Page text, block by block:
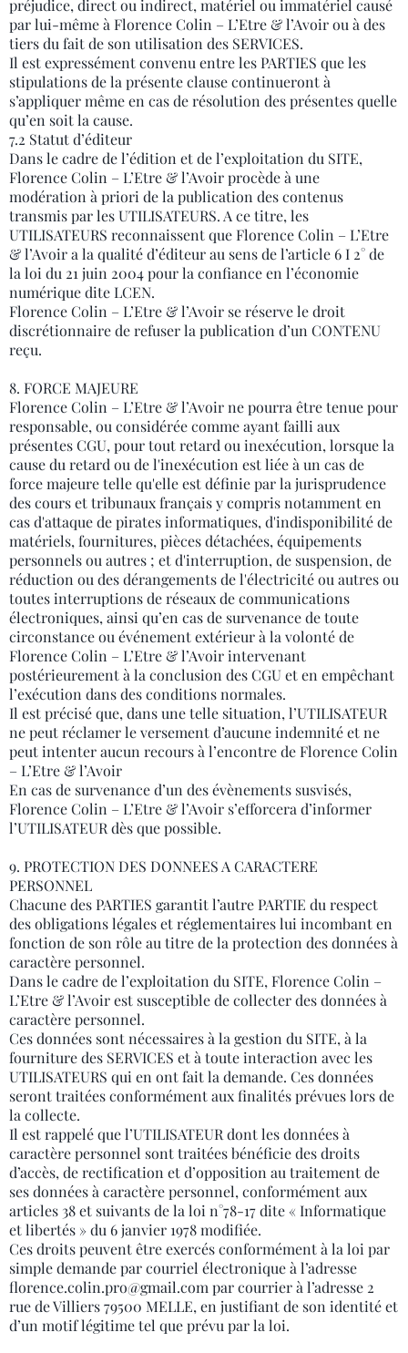
préjudice, direct ou indirect, matériel ou immatériel causé
par lui-même à Florence Colin – L’Etre & l’Avoir ou à des
tiers du fait de son utilisation des SERVICES.
Il est expressément convenu entre les PARTIES que les
stipulations de la présente clause continueront à
s’appliquer même en cas de résolution des présentes quelle
qu’en soit la cause.
7.2 Statut d’éditeur
Dans le cadre de l’édition et de l’exploitation du SITE,
Florence Colin – L’Etre & l’Avoir procède à une
modération à priori de la publication des contenus
transmis par les UTILISATEURS. A ce titre, les
UTILISATEURS reconnaissent que Florence Colin – L’Etre
& l’Avoir a la qualité d’éditeur au sens de l’article 6 I 2° de
la loi du 21 juin 2004 pour la confiance en l’économie
numérique dite LCEN.
Florence Colin – L’Etre & l’Avoir se réserve le droit
discrétionnaire de refuser la publication d’un CONTENU
reçu.
8. FORCE MAJEURE
Florence Colin – L’Etre & l’Avoir ne pourra être tenue pour
responsable, ou considérée comme ayant failli aux
présentes CGU, pour tout retard ou inexécution, lorsque la
cause du retard ou de l'inexécution est liée à un cas de
force majeure telle qu'elle est définie par la jurisprudence
des cours et tribunaux français y compris notamment en
cas d'attaque de pirates informatiques, d'indisponibilité de
matériels, fournitures, pièces détachées, équipements
personnels ou autres ; et d'interruption, de suspension, de
réduction ou des dérangements de l'électricité ou autres ou
toutes interruptions de réseaux de communications
électroniques, ainsi qu’en cas de survenance de toute
circonstance ou événement extérieur à la volonté de
Florence Colin – L’Etre & l’Avoir intervenant
postérieurement à la conclusion des CGU et en empêchant
l’exécution dans des conditions normales.
Il est précisé que, dans une telle situation, l’UTILISATEUR
ne peut réclamer le versement d’aucune indemnité et ne
peut intenter aucun recours à l’encontre de Florence Colin
– L’Etre & l’Avoir
En cas de survenance d’un des évènements susvisés,
Florence Colin – L’Etre & l’Avoir s’efforcera d’informer
l’UTILISATEUR dès que possible.
9. PROTECTION DES DONNEES A CARACTERE
PERSONNEL
Chacune des PARTIES garantit l’autre PARTIE du respect
des obligations légales et réglementaires lui incombant en
fonction de son rôle au titre de la protection des données à
caractère personnel.
Dans le cadre de l’exploitation du SITE, Florence Colin –
L’Etre & l’Avoir est susceptible de collecter des données à
caractère personnel.
Ces données sont nécessaires à la gestion du SITE, à la
fourniture des SERVICES et à toute interaction avec les
UTILISATEURS qui en ont fait la demande. Ces données
seront traitées conformément aux finalités prévues lors de
la collecte.
Il est rappelé que l’UTILISATEUR dont les données à
caractère personnel sont traitées bénéficie des droits
d’accès, de rectification et d’opposition au traitement de
ses données à caractère personnel, conformément aux
articles 38 et suivants de la loi n°78-17 dite « Informatique
et libertés » du 6 janvier 1978 modifiée.
Ces droits peuvent être exercés conformément à la loi par
simple demande par courriel électronique à l’adresse
florence.colin.pro@gmail.com par courrier à l’adresse 2
rue de Villiers 79500 MELLE, en justifiant de son identité et
d’un motif légitime tel que prévu par la loi.